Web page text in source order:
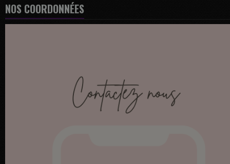
NOS COORDONNÉES